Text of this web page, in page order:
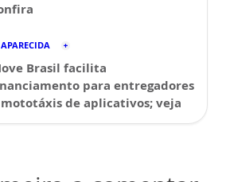
APARECIDA
Brasil facilita
para entregadores
de aplicativos; veja